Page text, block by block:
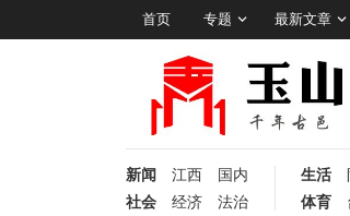
首页 专题 最新文章
新闻 江西
国内
社会
经济 法治
生活
体育